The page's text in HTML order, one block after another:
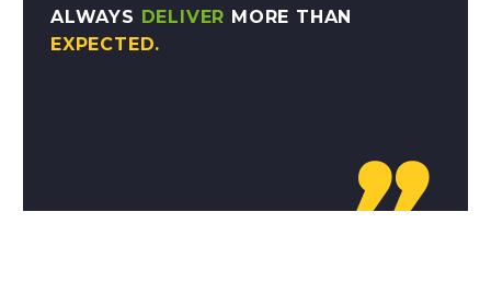
ALWAYS DELIVER MORE THAN
EXPECTED.
